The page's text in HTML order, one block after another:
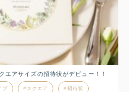
アサイズの招待状がデビュー！！
プ スクエア 招待状